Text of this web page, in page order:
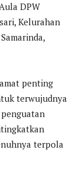
DPW
Kelurahan
penting
terwujudnya
terpola